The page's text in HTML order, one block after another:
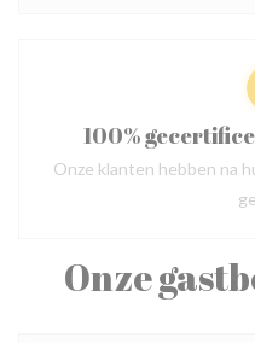
Onze
100%
Onze klanten hebben na